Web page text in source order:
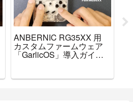
ANBERNIC RG35XX 用
カスタムファームウェア
「GarlicOS」導入ガイ